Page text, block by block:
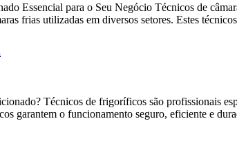
Essencial para o Seu Negócio Técnicos de
frias utilizadas em diversos setores. Estes
Técnicos de frigoríficos são profissionais
garantem o funcionamento seguro, eficiente e